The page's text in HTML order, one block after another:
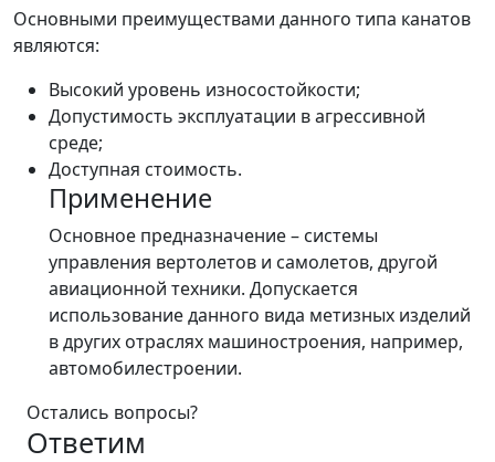
Основными преимуществами данного типа канатов
являются:
Высокий уровень износостойкости;
Допустимость эксплуатации в агрессивной
среде;
Доступная стоимость.
Применение
Основное предназначение – системы
управления вертолетов и самолетов, другой
авиационной техники. Допускается
использование данного вида метизных изделий
в других отраслях машиностроения, например,
автомобилестроении.
Остались вопросы?
Ответим